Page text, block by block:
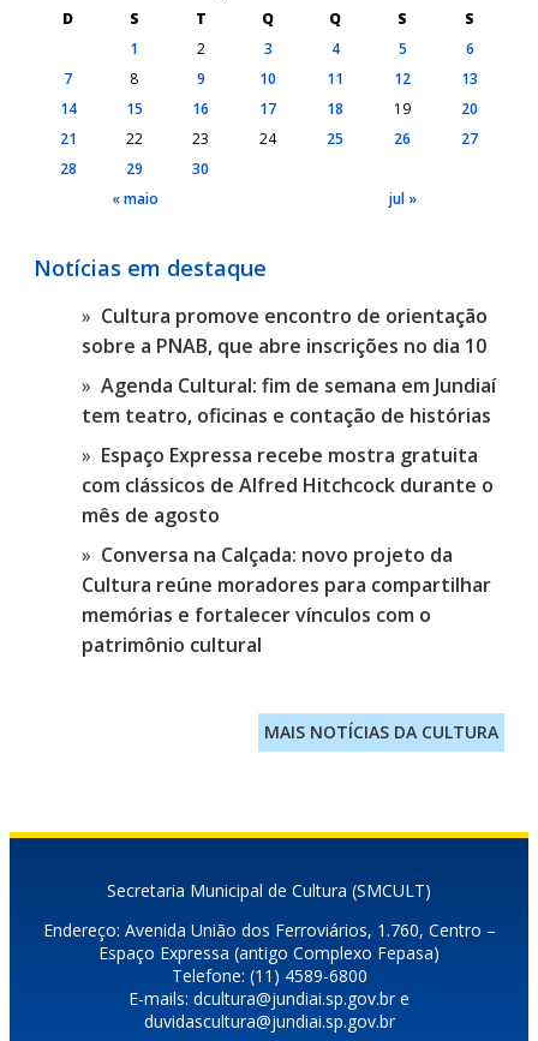
D S T Q Q S
S
1
2 3 4 5
6
7
8 9 10 11 12
13
14
15 16 17 18 19
20
21
22 23 24 25 26
27
28
29
30
« maio
jul »
Notícias em destaque
Cultura promove encontro de orientação
sobre a PNAB, que abre inscrições no dia 10
Agenda Cultural: fim de semana em Jundiaí
tem teatro, oficinas e contação de histórias
Espaço Expressa recebe mostra gratuita
com clássicos de Alfred Hitchcock durante o
mês de agosto
Conversa na Calçada: novo projeto da
Cultura reúne moradores para compartilhar
memórias e fortalecer vínculos com o
patrimônio cultural
MAIS NOTÍCIAS DA CULTURA
Secretaria Municipal de Cultura (SMCULT)
Endereço: Avenida União dos Ferroviários, 1.760, Centro –
Espaço Expressa (antigo Complexo Fepasa)
Telefone: (11) 4589-6800
E-mails: dcultura@jundiai.sp.gov.br e
duvidascultura@jundiai.sp.gov.br